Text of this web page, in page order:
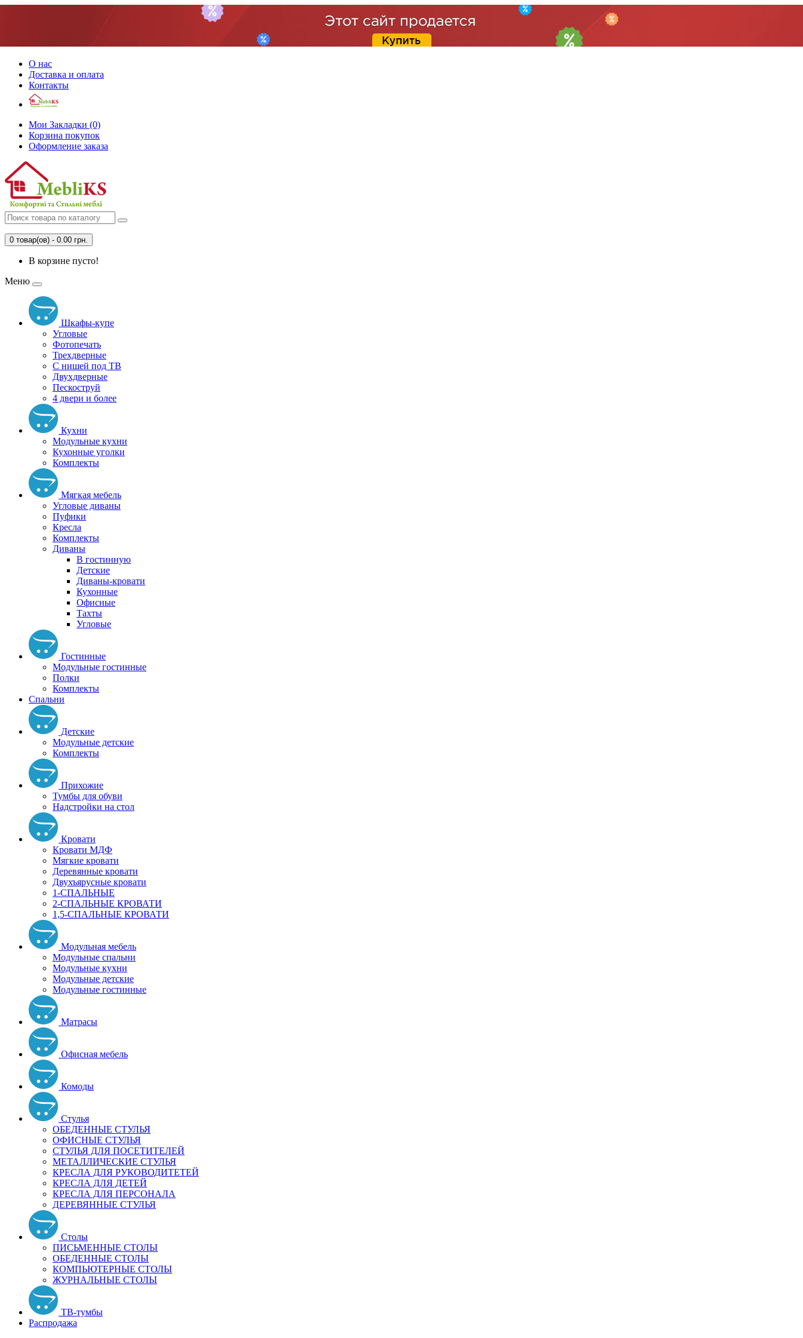
О нас
Доставка и оплата
Контакты
Мои Закладки (0)
Корзина покупок
Оформление заказа
0 товар(ов) - 0.00 грн.
В корзине пусто!
Меню
Шкафы-купе
Угловые
Фотопечать
Трехдверные
С нишей под ТВ
Двухдверные
Пескоструй
4 двери и более
Кухни
Модульные кухни
Кухонные уголки
Комплекты
Мягкая мебель
Угловые диваны
Пуфики
Кресла
Комплекты
Диваны
В гостинную
Детские
Диваны-кровати
Кухонные
Офисные
Тахты
Угловые
Гостинные
Модульные гостинные
Полки
Комплекты
Спальни
Детские
Модульные детские
Комплекты
Прихожие
Тумбы для обуви
Надстройки на стол
Кровати
Кровати МДФ
Мягкие кровати
Деревянные кровати
Двухъярусные кровати
1-СПАЛЬНЫЕ
2-СПАЛЬНЫЕ КРОВАТИ
1,5-СПАЛЬНЫЕ КРОВАТИ
Модульная мебель
Модульные спальни
Модульные кухни
Модульные детские
Модульные гостинные
Матрасы
Офисная мебель
Комоды
Стулья
ОБЕДЕННЫЕ СТУЛЬЯ
ОФИСНЫЕ СТУЛЬЯ
СТУЛЬЯ ДЛЯ ПОСЕТИТЕЛЕЙ
МЕТАЛЛИЧЕСКИЕ СТУЛЬЯ
КРЕСЛА ДЛЯ РУКОВОДИТЕТЕЙ
КРЕСЛА ДЛЯ ДЕТЕЙ
КРЕСЛА ДЛЯ ПЕРСОНАЛА
ДЕРЕВЯННЫЕ СТУЛЬЯ
Столы
ПИСЬМЕННЫЕ СТОЛЫ
ОБЕДЕННЫЕ СТОЛЫ
КОМПЬЮТЕРНЫЕ СТОЛЫ
ЖУРНАЛЬНЫЕ СТОЛЫ
ТВ-тумбы
Распродажа